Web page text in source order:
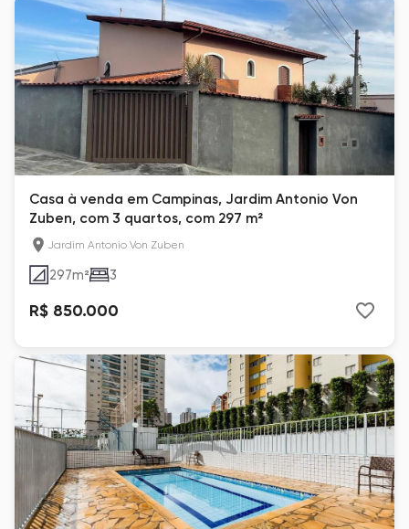
Casa à venda em Campinas, Jardim Antonio Von
Zuben, com 3 quartos, com 297 m²
Jardim Antonio Von Zuben
297m² 3
R$ 850.000